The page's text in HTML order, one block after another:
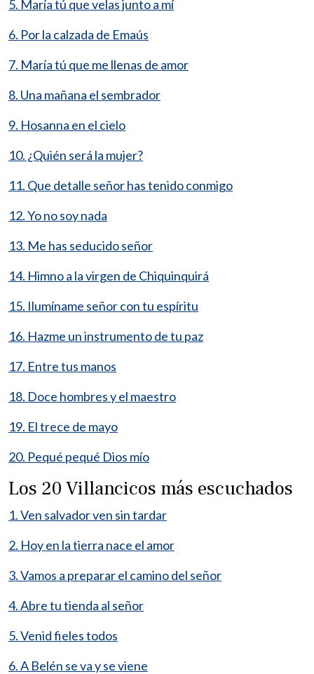
5. María tú que velas junto a mí
6. Por la calzada de Emaús
7. María tú que me llenas de amor
8. Una mañana el sembrador
9. Hosanna en el cielo
10. ¿Quién será la mujer?
11. Que detalle señor has tenido conmigo
12. Yo no soy nada
13. Me has seducido señor
14. Himno a la virgen de Chiquinquirá
15. Ilumíname señor con tu espíritu
16. Hazme un instrumento de tu paz
17. Entre tus manos
18. Doce hombres y el maestro
19. El trece de mayo
20. Pequé pequé Dios mío
Los 20 Villancicos más escuchados
1. Ven salvador ven sin tardar
2. Hoy en la tierra nace el amor
3. Vamos a preparar el camino del señor
4. Abre tu tienda al señor
5. Venid fieles todos
6. A Belén se va y se viene